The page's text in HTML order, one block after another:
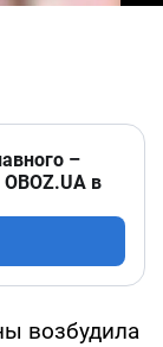
–
в
возбудила